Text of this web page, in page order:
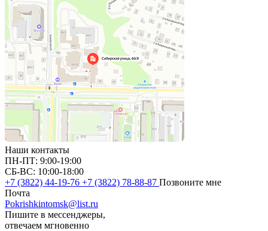
Наши контакты
ПН-ПТ: 9:00-19:00
СБ-ВС: 10:00-18:00
+7 (3822) 44-19-76 +7 (3822) 78-88-87 Позвоните мне
Почта
Pokrishkintomsk@list.ru
Пишите в мессенджеры,
отвечаем мгновенно